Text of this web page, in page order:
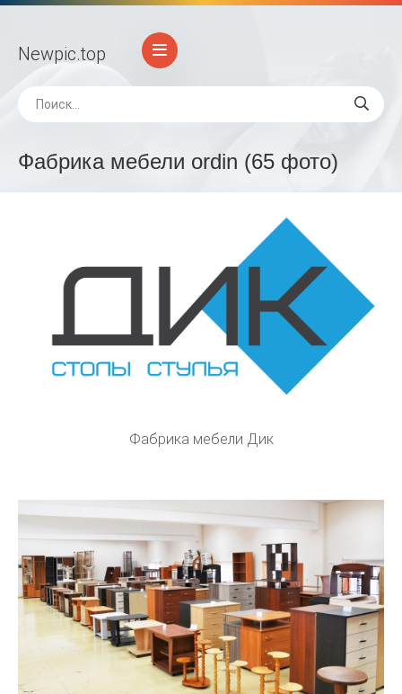
Newpic.top
Фабрика мебели ordin (65 фото)
Фабрика мебели Дик